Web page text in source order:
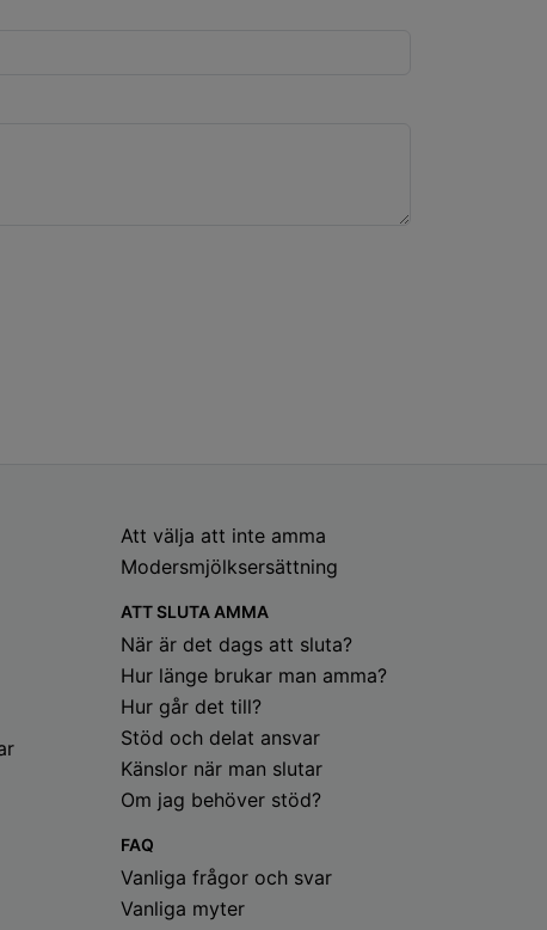
Att välja att inte amma
Modersmjölksersättning
ATT SLUTA AMMA
När är det dags att sluta?
Hur länge brukar man amma?
Hur går det till?
Stöd och delat ansvar
Känslor när man slutar
Om jag behöver stöd?
FAQ
Vanliga frågor och svar
Vanliga myter